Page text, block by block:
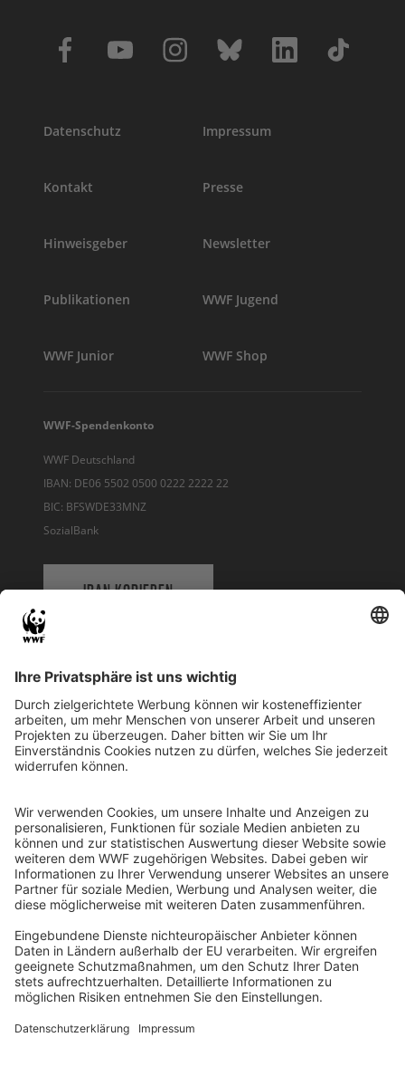
Datenschutz Impressum
Kontakt Presse
Hinweisgeber Newsletter
Publikationen WWF Jugend
WWF Junior WWF Shop
WWF-Spendenkonto
WWF Deutschland
IBAN: DE06 5502 0500 0222 2222 22
BIC: BFSWDE33MNZ
SozialBank
IBAN KOPIEREN
WWF Deutschland
Reinhardtstr. 18
10117 Berlin
Ihre Spende kann steuerlich geltend gemacht werden
Registriert als Stiftung WWF Deutschland, Senatsverwaltung für
Justiz Berlin, Az: 3416/976/2
Umsatzsteuer-Identifikationsnummer: DE 114236103
Freistellungsbescheid: Als gemeinnützige Körperschaft befreit
von der Körperschaftssteuer gem. §5 I 9 KStg. unter der
Steuernummer 27/641/09321